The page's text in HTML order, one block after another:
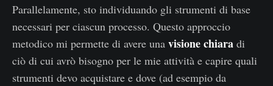
Parallelamente, sto individuando gli strumenti di base
necessari per ciascun processo. Questo approccio
metodico mi permette di avere una visione chiara di
ciò di cui avrò bisogno per le mie attività e capire quali
strumenti devo acquistare e dove (ad esempio da